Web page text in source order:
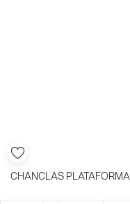
CHANCLAS PLATAFORMA